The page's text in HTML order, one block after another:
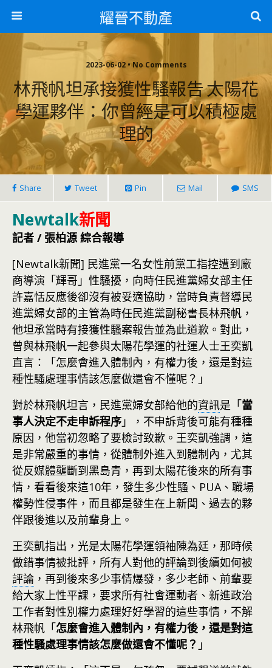
耀晉不動產
2023-06-02 • No Comments
林飛帆坦承接獲性騷報告 太陽花
學運夥伴：你曾經是可以積極處
理的
Share Tweet Pin Mail SMS
Newtalk新聞
記者 / 張柏源 綜合報導
[Newtalk新聞] 民進黨一名女性前黨工指控遭到廠
商導演「輝哥」性騷擾，向時任民進黨婦女部主任
許嘉恬反應後卻沒有被妥適協助，當時負責督導民
進黨婦女部的主管為時任民進黨副秘書長林飛帆，
他坦承當時有接獲性騷案報告並為此道歉。對此，
曾與林飛帆一起參與太陽花學運的社運人士王奕凱
直言：「怎麼會進入體制內，有權力後，還是對這
種性騷處理事情該怎麼做還會不懂呢？」
對於林飛帆坦言，民進黨婦女部給他的資訊是「當
事人決定不走申訴程序 」，不申訴背後可能有種種
原因，他當初忽略了要檢討致歉。王奕凱強調，這
是非常嚴重的事情，從體制外進入到體制內，尤其
從反媒體壟斷到黑島青，再到太陽花後來的所有事
情，看看後來這10年，發生多少性騷、PUA、職場
權勢性侵事件，而且都是發生在上新聞、過去的夥
伴跟後進以及前輩身上。
王奕凱指出，光是太陽花學運領袖陳為廷，那時候
做錯事情被批評，所有人對他的評論到後續如何被
評論 ，再到後來多少事情爆發，多少老師、前輩要
給大家上性平課，要求所有社會運動者、新進政治
工作者對性別權力處理好好學習的這些事情，不解
林飛帆「怎麼會進入體制內，有權力後，還是對這
種性騷處理事情該怎麼做還會不懂呢？ 」